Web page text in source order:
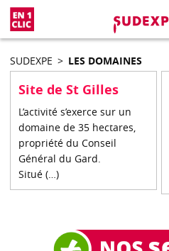
SUDEXPE > LES DOMAINES
Site de St Gilles
L’activité s’exerce sur un
domaine de 35 hectares,
propriété du Conseil
Général du Gard.
Situé (…)